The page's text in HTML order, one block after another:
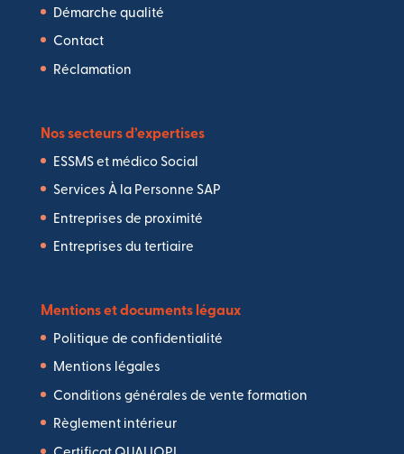
Démarche qualité
Contact
Réclamation
Nos secteurs d’expertises
ESSMS et médico Social
Services À la Personne SAP
Entreprises de proximité
Entreprises du tertiaire
Mentions et documents légaux
Politique de confidentialité
Mentions légales
Conditions générales de vente formation
Règlement intérieur